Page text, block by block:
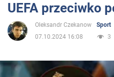
Rozrywka
UEFA przeciwko
Oleksandr Czekanow
Sport
07.10.2024 16:08
3